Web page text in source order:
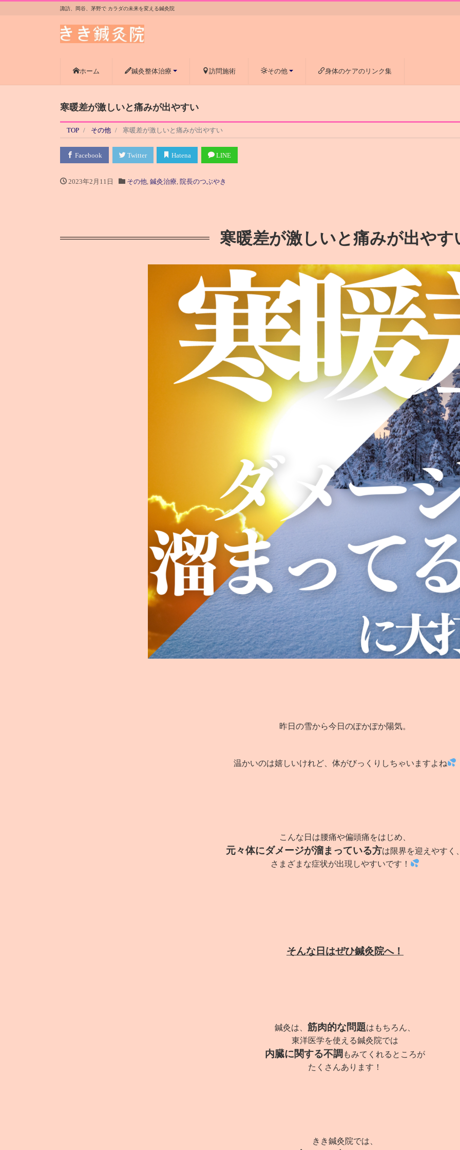
諏訪、岡谷、茅野で カラダの未来を変える鍼灸院
ホーム 鍼灸整体治療 訪問施術 その他 身体のケアのリンク集
寒暖差が激しいと痛みが出やすい
TOP その他 寒暖差が激しいと痛みが出やすい
Facebook Twitter Hatena LINE
2023年2月11日 その他, 鍼灸治療 院長のつぶやき
寒暖差が激しいと痛みが出やす
昨日の雪から今日のぽかぽか陽気。
温かいのは嬉しいけれど、体がびっくりしちゃいますよね
こんな日は腰痛や偏頭痛をはじめ、
元々体にダメージが溜まっている方は限界を迎えやすく
さまざまな症状が出現しやすいです！
そんな日はぜひ鍼灸院へ！
鍼灸は、 筋肉的な問題はもちろん、
東洋医学を使える鍼灸院では
内臓に関する不調 もみてくれるところが
たくさんあります！
きき鍼灸院では、